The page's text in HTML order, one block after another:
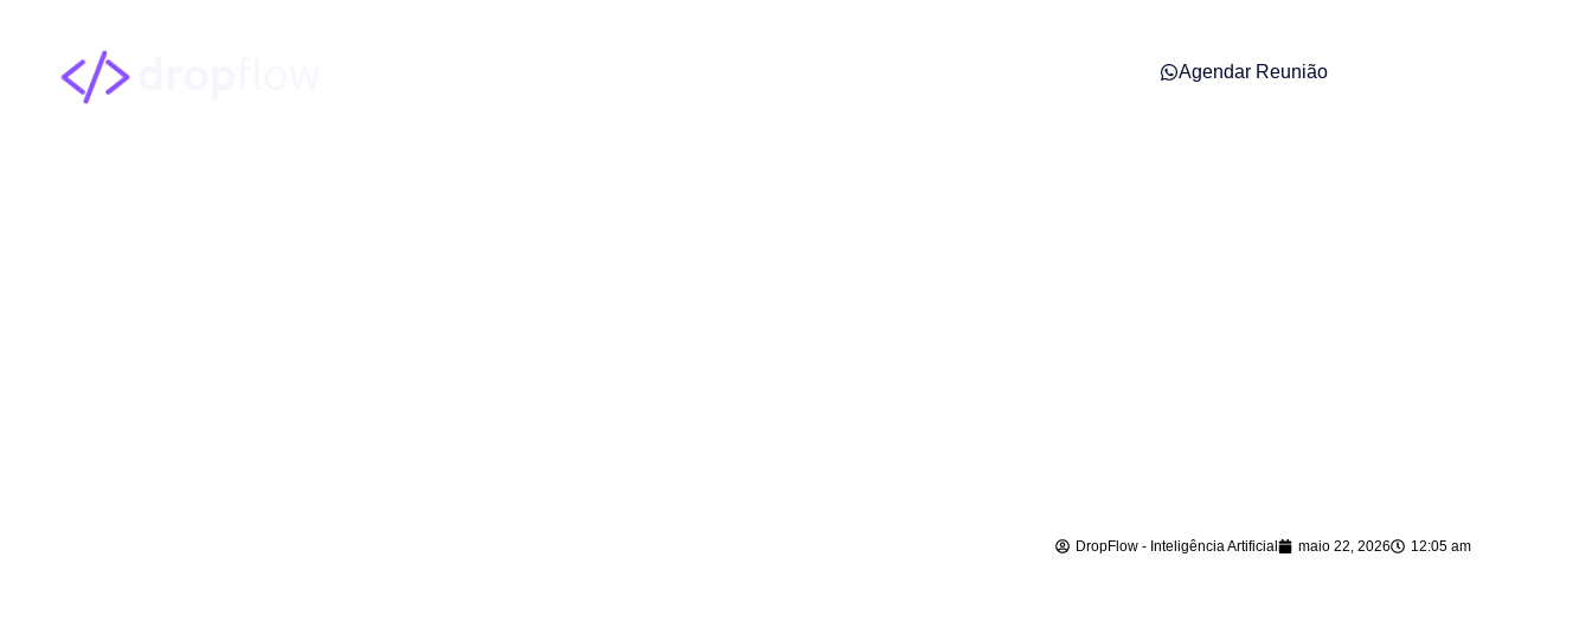
Agendar Reunião
DropFlow - Inteligência Artificial maio 22, 2026 12:05 am